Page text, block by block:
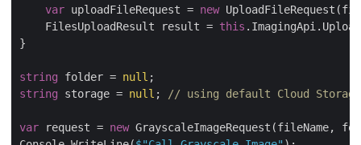
var uploadFileRequest = new
    FilesUploadResult result =
this
}
string folder = null
string storage = null ; // using default Cloud Storage
var request = new GrayscaleImageRequest(fileName,